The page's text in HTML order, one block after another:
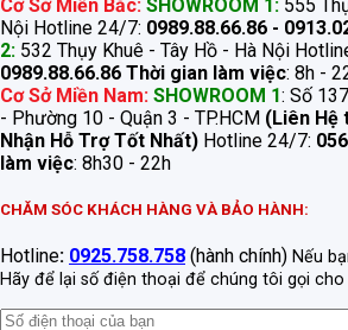
Cơ Sở Miền Bắc: SHOWROOM 1: 555
Nội Hotline 24/7: 0989.88.66.86 -
2: 532 Thụy Khuê - Tây Hồ - Hà Nội
0989.88.66.86 Thời gian làm việc: 8h -
Cơ Sở Miền Nam: SHOWROOM 1: Số
- Phường 10 - Quận 3 - TP.HCM (Liên Hệ
Nhận Hỗ Trợ Tốt Nhất) Hotline 24/7:
làm việc: 8h30 - 22h
CHĂM SÓC KHÁCH HÀNG VÀ BẢO HÀNH:
Hotline: 0925.758.758 (hành chính) Nếu
Hãy để lại số điện thoại để chúng tôi gọi cho